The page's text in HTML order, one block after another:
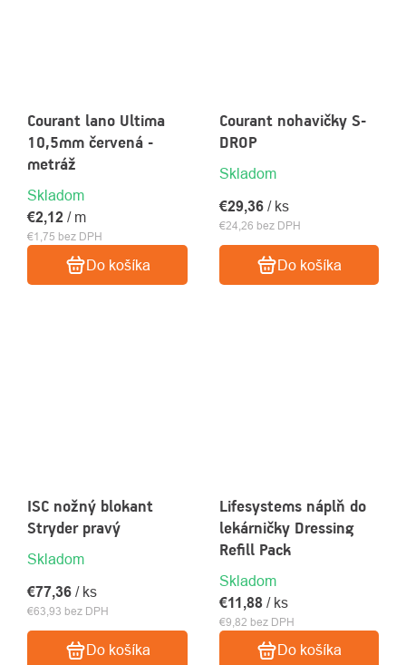
Courant lano Ultima
10,5mm červená -
metráž
Skladom
€1,75 bez DPH
€2,12 / m
Do košíka
Courant nohavičky S-
DROP
Skladom
€24,26 bez DPH
€29,36 / ks
Do košíka
ISC nožný blokant
Stryder pravý
Skladom
€63,93 bez DPH
€77,36 / ks
Do košíka
Lifesystems náplň do
lekárničky Dressing
Refill Pack
Skladom
€9,82 bez DPH
€11,88 / ks
Do košíka